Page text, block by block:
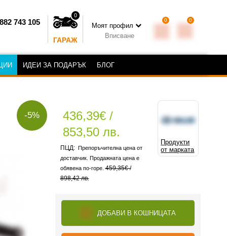
743 105
0
ГАРАЖ
Моят профил
Вписване
0 0
ИДЕИ ЗА ПОДАРЪК БЛОГ
-5%
Продукти
от марката
436,39€ /
853,50 лв.
Препоръчителна цена от
доставчик. Продажната цена е
обявена по-горе. 459,35€ /
898,42 лв.
ДОБАВИ В КОШНИЦАТА